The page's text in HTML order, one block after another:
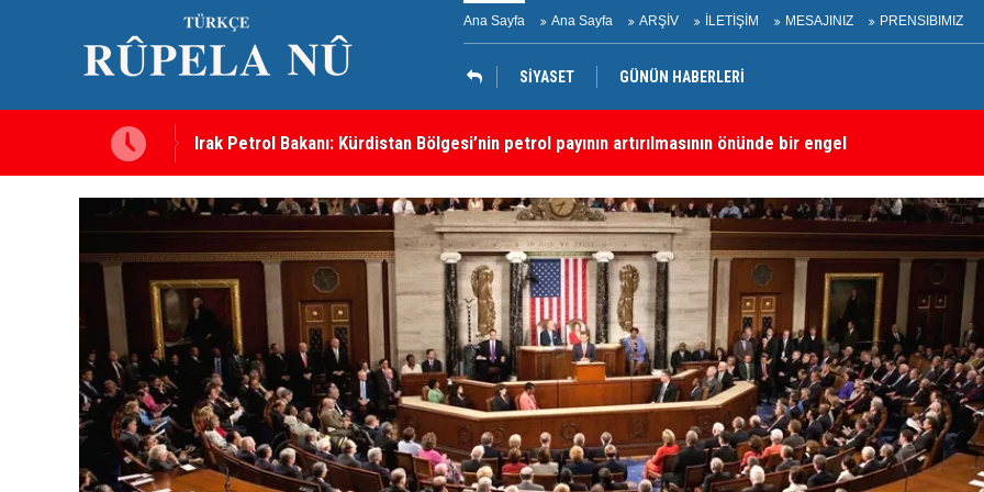
Ana Sayfa Ana Sayfa ARŞİV İLETİŞİM MESAJINIZ PRENSIBIMIZ
SİYASET GÜNÜN HABERLERİ
Süleymaniye’de Komele karargahına saldırı